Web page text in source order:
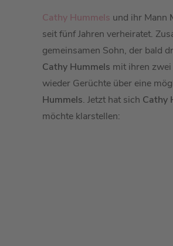
Cathy Hummels und ihr Mann
seit fünf Jahren verheiratet.
gemeinsamen Sohn, der bald
Cathy Hummels mit ihren
wieder Gerüchte über eine
Hummels. Jetzt hat sich Cathy
möchte klarstellen: